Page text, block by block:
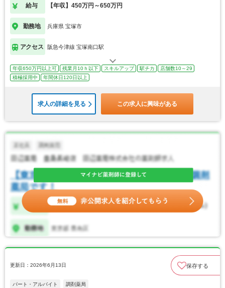
給与 【年収】450万円～650万円
勤務地 兵庫県 宝塚市
アクセス 阪急今津線 宝塚南口駅
年収650万円以上可 残業月10ｈ以下 スキルアップ 駅チカ
店舗数10～29
積極採用中
年間休日120日以上
求人の詳細を見る この求人に興味がある
更新日：2026年6月13日 保存する
パート・アルバイト 調剤薬局